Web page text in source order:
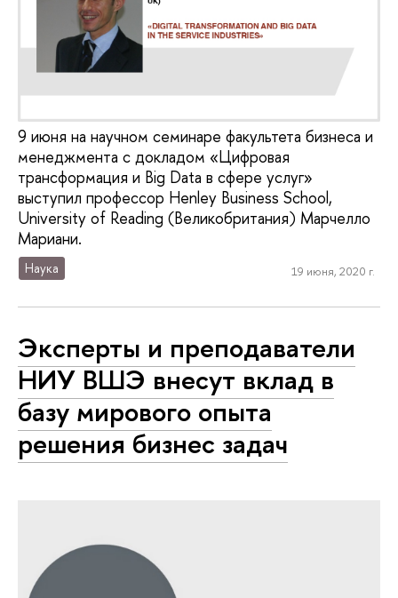
9 июня на научном семинаре факультета бизнеса и
менеджмента с докладом «Цифровая
трансформация и Big Data в сфере услуг»
выступил профессор Henley Business School,
University of Reading (Великобритания) Марчелло
Мариани.
Наука 19 июня, 2020 г.
Эксперты и преподаватели
НИУ ВШЭ внесут вклад в
базу мирового опыта
решения бизнес задач